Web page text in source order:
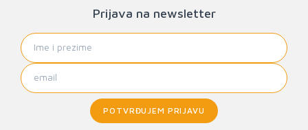
Prijava na newsletter
POTVRĐUJEM PRIJAVU